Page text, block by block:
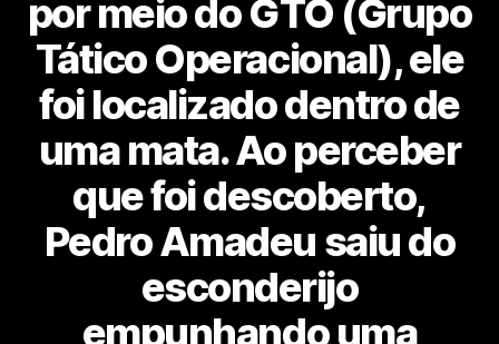
por meio do GTO (Grupo
Tático Operacional), ele
foi localizado dentro de
uma mata. Ao perceber
que foi descoberto,
Pedro Amadeu saiu do
esconderijo
empunhando uma